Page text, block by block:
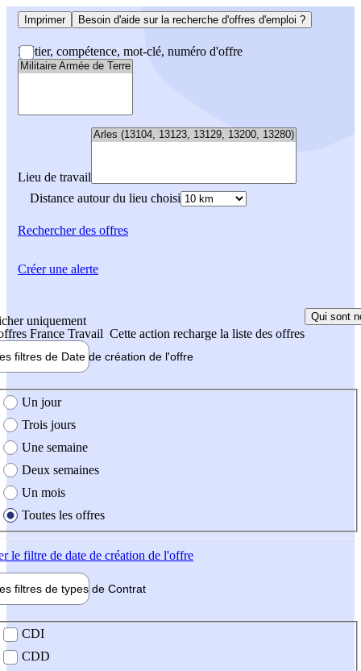
Imprimer Besoin d'aide sur la recherche d'offres d'emploi ?
Métier, compétence, mot-clé, numéro d'offre
Lieu de travail
Distance autour du lieu choisi
Rechercherdes offres
uniquement
France Travail Cette action recharge la liste des offres
Qui sont
filtres de Date de création de l'offre
création de l'offre
Un jour
Trois jours
Une semaine
Deux semaines
Un mois
Toutes les offres
le filtre de date de création de l'offre
filtres de types de Contrat
contrat
CDI
CDD
Créer une alerte